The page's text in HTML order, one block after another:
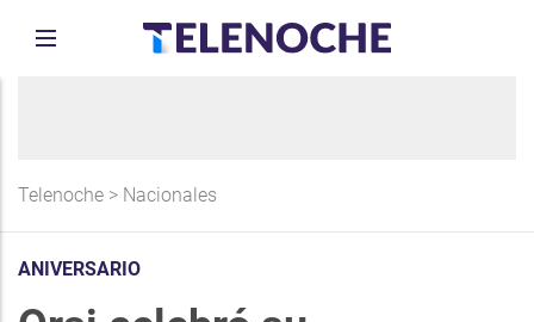
Telenoche > Nacionales
ANIVERSARIO